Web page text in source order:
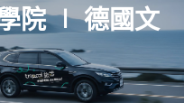
院 ∣ 德國文